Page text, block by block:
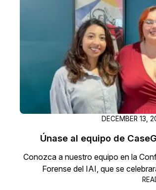
DECEMBER 13,
Únase al equipo de
Conozca a nuestro equipo en la
Forense del IAI, que se